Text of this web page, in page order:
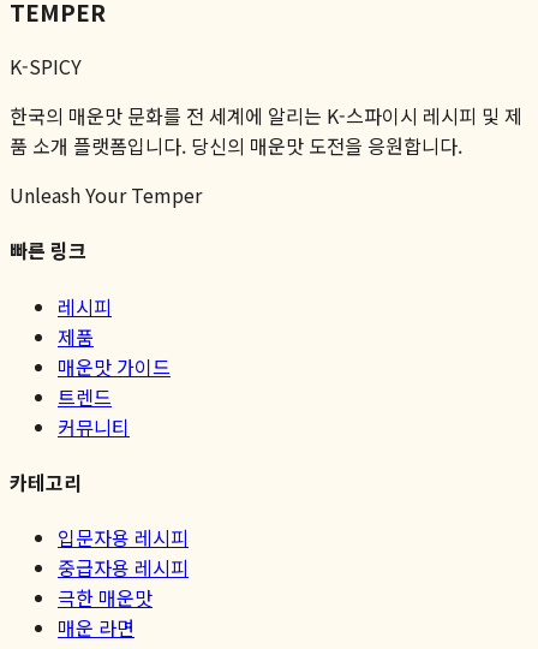
TEMPER
K-SPICY
한국의 매운맛 문화를 전 세계에 알리는 K-스파이시 레시피 및 제
품 소개 플랫폼입니다. 당신의 매운맛 도전을 응원합니다.
Unleash Your Temper
빠른 링크
레시피
제품
매운맛 가이드
트렌드
커뮤니티
카테고리
입문자용 레시피
중급자용 레시피
극한 매운맛
매운 라면